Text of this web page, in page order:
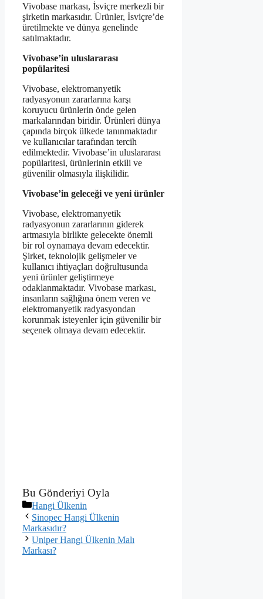
Vivobase markası, İsviçre merkezli bir
şirketin markasıdır. Ürünler, İsviçre’de
üretilmekte ve dünya genelinde
satılmaktadır.
Vivobase’in uluslararası
popülaritesi
Vivobase, elektromanyetik
radyasyonun zararlarına karşı
koruyucu ürünlerin önde gelen
markalarından biridir. Ürünleri dünya
çapında birçok ülkede tanınmaktadır
ve kullanıcılar tarafından tercih
edilmektedir. Vivobase’in uluslararası
popülaritesi, ürünlerinin etkili ve
güvenilir olmasıyla ilişkilidir.
Vivobase’in geleceği ve yeni ürünler
Vivobase, elektromanyetik
radyasyonun zararlarının giderek
artmasıyla birlikte gelecekte önemli
bir rol oynamaya devam edecektir.
Şirket, teknolojik gelişmeler ve
kullanıcı ihtiyaçları doğrultusunda
yeni ürünler geliştirmeye
odaklanmaktadır. Vivobase markası,
insanların sağlığına önem veren ve
elektromanyetik radyasyondan
korunmak isteyenler için güvenilir bir
seçenek olmaya devam edecektir.
Bu Gönderiyi Oyla
Kategoriler
Hangi Ülkenin
Sinopec Hangi Ülkenin
Markasıdır?
Uniper Hangi Ülkenin Malı
Markası?